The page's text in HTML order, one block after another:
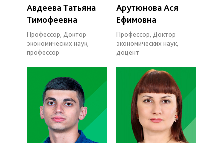
Авдеева Татьяна
Тимофеевна
Профессор, Доктор
экономических наук,
профессор
Арутюнова Ася
Ефимовна
Профессор, Доктор
экономических наук,
доцент